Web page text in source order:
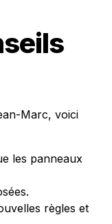
Marc, voici
les panneaux
règles et